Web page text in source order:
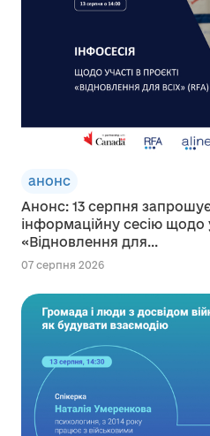
анонс
Анонс: 13 серпня
інформаційну сесію щодо
«Відновлення для...
07 серпня 2026